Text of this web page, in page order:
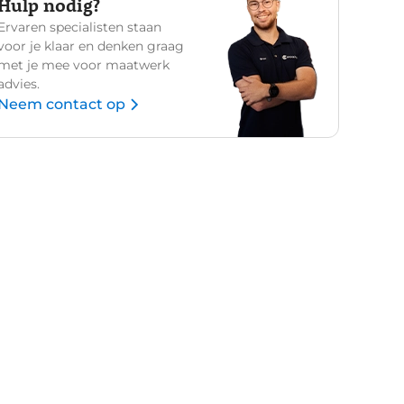
specialisten staan
je klaar en denken graag
je mee voor maatwerk
contact op